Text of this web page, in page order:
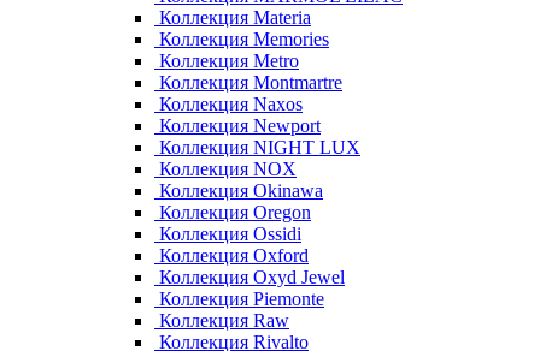
Коллекция Materia
Коллекция Memories
Коллекция Metro
Коллекция Montmartre
Коллекция Naxos
Коллекция Newport
Коллекция NIGHT LUX
Коллекция NOX
Коллекция Okinawa
Коллекция Oregon
Коллекция Ossidi
Коллекция Oxford
Коллекция Oxyd Jewel
Коллекция Piemonte
Коллекция Raw
Коллекция Rivalto